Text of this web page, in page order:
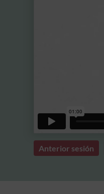
Anterior sesión